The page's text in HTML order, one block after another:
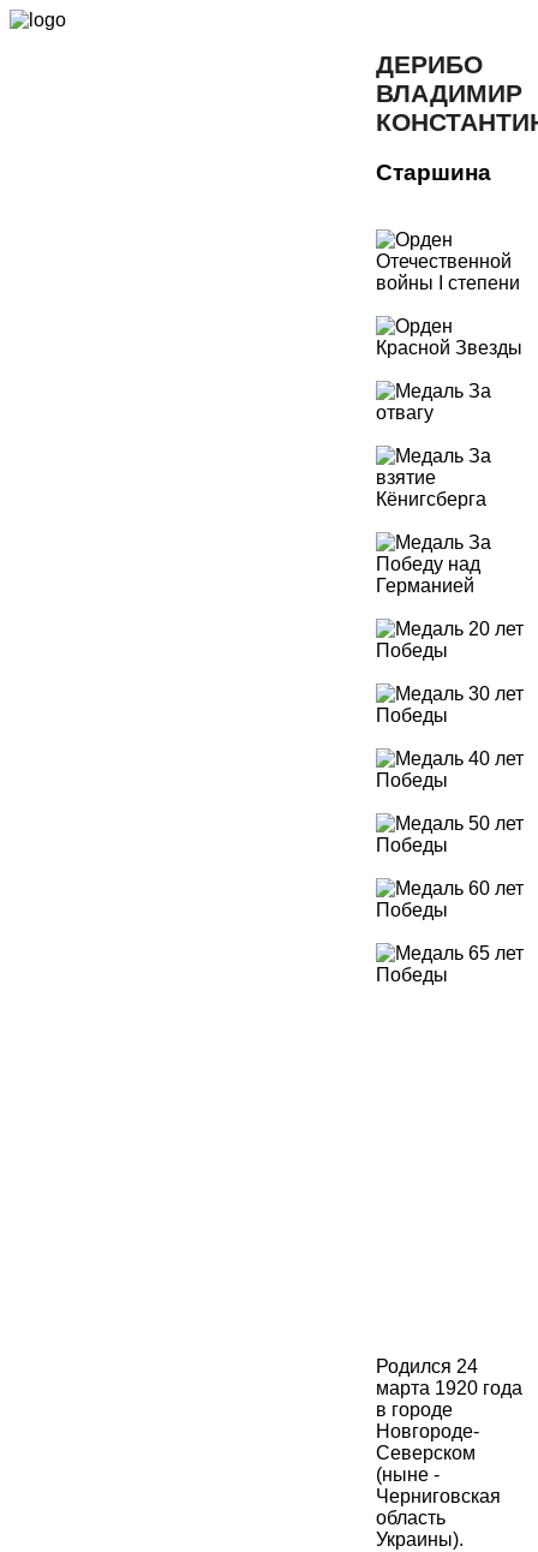
ДЕРИБО
ВЛАДИМИР
Старшина
Родился 24
марта 1920 года
в городе
Новгороде-
Северском
(ныне -
Черниговская
область
Украины).